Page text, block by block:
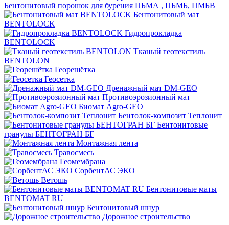
Бентонитовый порошок для бурения ПБМА , ПБМБ, ПМБВ
Бентонитовый мат
BENTOLOCK
Гидропрокладка
BENTOLOCK
Тканый геотекстиль
BENTOLON
Георешётка
Геосетка
Дренажный мат DM-GEO
Противоэрозионный мат
Биомат Agro-GEO
Бентолок-композит Теплонит
Бентонитовые
гранулы БЕНТОГРАН БГ
Монтажная лента
Травосмесь
Геомембрана
СорбентАС ЭКО
Ветошь
Бентонитовые маты
BENTOMAT RU
Бентонитовый шнур
Дорожное строительство